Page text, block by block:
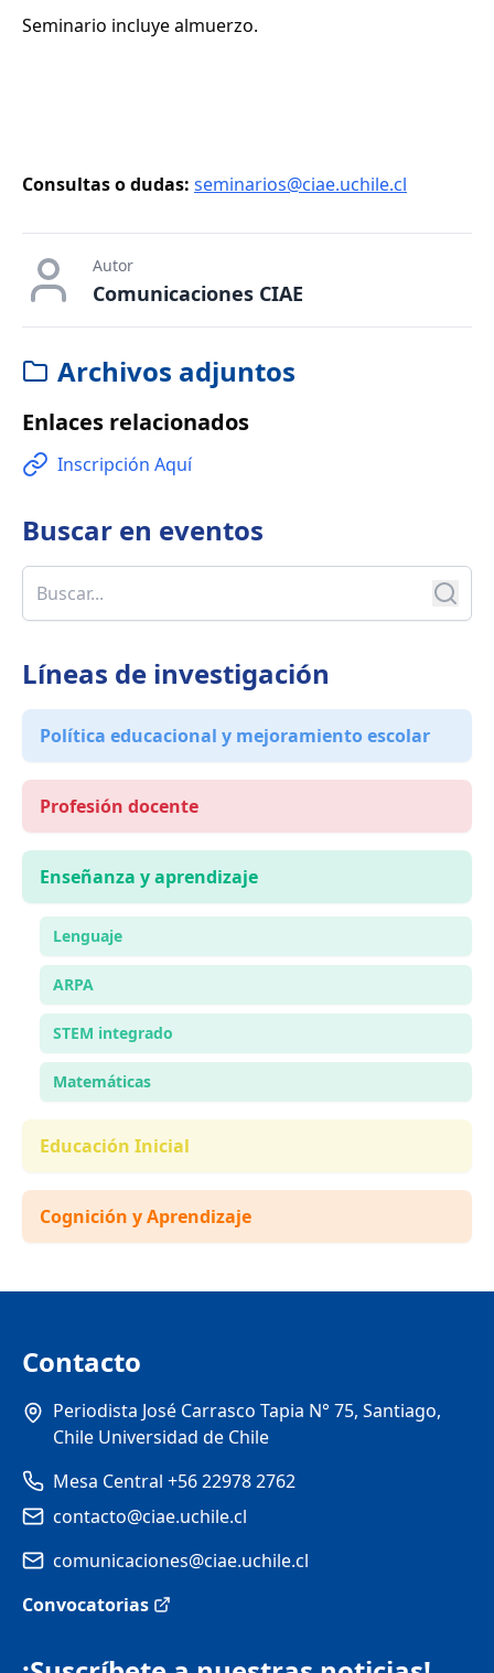
Seminario incluye almuerzo.
Consultas o dudas: seminarios@ciae.uchile.cl
Autor
Comunicaciones CIAE
Archivos adjuntos
Enlaces relacionados
Inscripción Aquí
Buscar en eventos
Líneas de investigación
Política educacional y mejoramiento escolar
Profesión docente
Enseñanza y aprendizaje
Lenguaje
ARPA
STEM integrado
Matemáticas
Educación Inicial
Cognición y Aprendizaje
Contacto
Periodista José Carrasco Tapia N° 75, Santiago,
Chile Universidad de Chile
Mesa Central +56 22978 2762
contacto@ciae.uchile.cl
comunicaciones@ciae.uchile.cl
Convocatorias